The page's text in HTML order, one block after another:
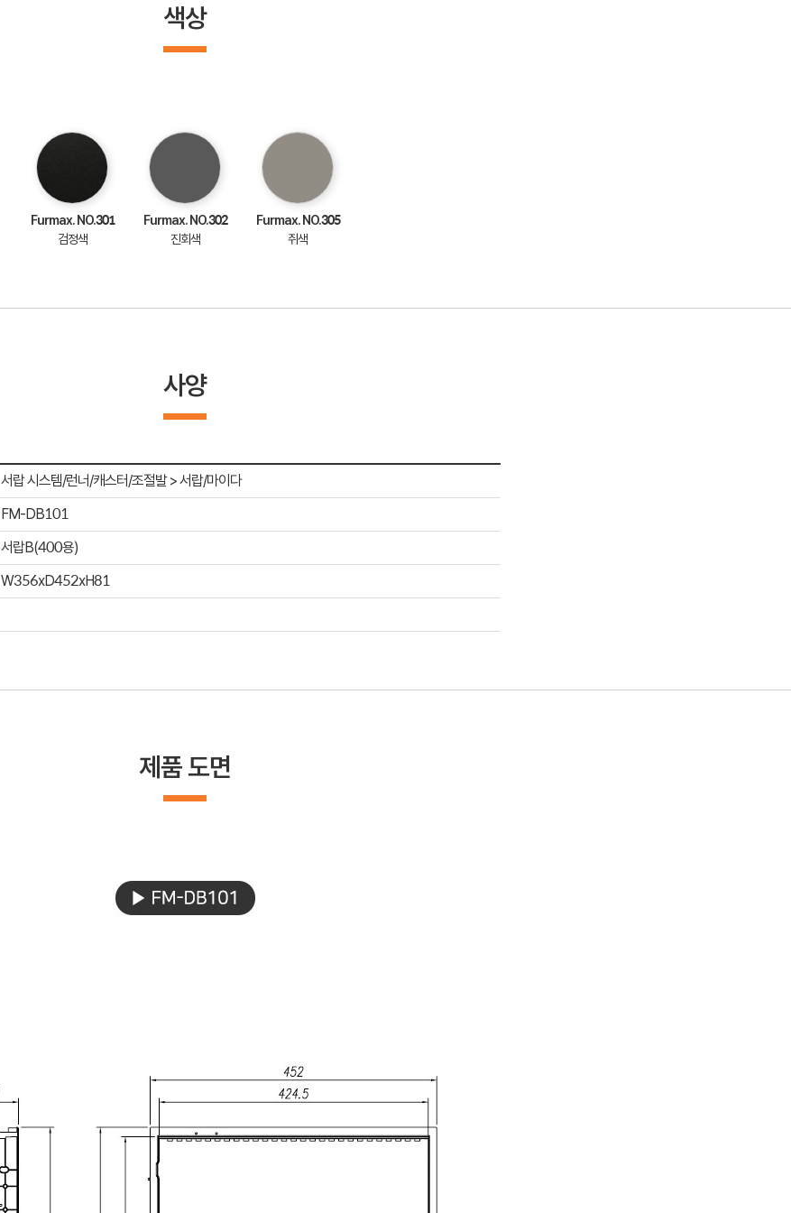
색상
Furmax. NO.301
검정색
Furmax. NO.302
진회색
Furmax. NO.305
쥐색
사양
서랍 시스템/런너/캐스터/조절발 > 서랍/마이다
FM-DB101
서랍B(400용)
W356xD452xH81
제품 도면